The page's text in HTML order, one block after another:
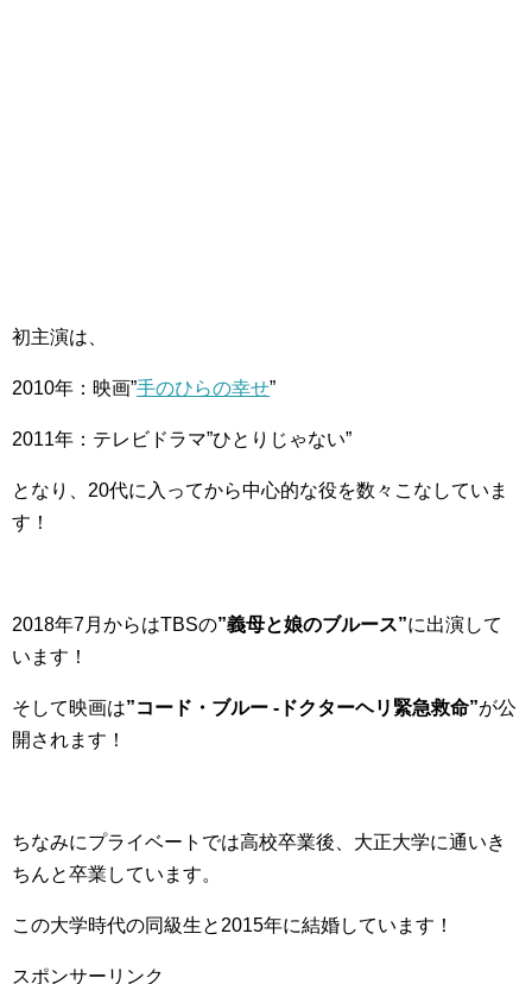
初主演は、
2010年：映画”手のひらの幸せ”
2011年：テレビドラマ”ひとりじゃない”
となり、20代に入ってから中心的な役を数々こなしていま
す！
2018年7月からはTBSの”義母と娘のブルース”に出演して
います！
そして映画は”コード・ブルー -ドクターヘリ緊急救命”が公
開されます！
ちなみにプライベートでは高校卒業後、大正大学に通いき
ちんと卒業しています。
この大学時代の同級生と2015年に結婚しています！
スポンサーリンク